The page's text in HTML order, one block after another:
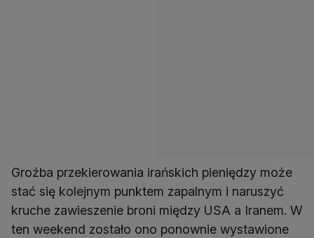
Groźba przekierowania irańskich pieniędzy może
stać się kolejnym punktem zapalnym i naruszyć
kruche zawieszenie broni między USA a Iranem. W
ten weekend zostało ono ponownie wystawione